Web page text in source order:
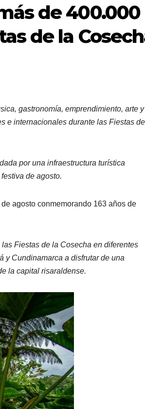
de 400.000
de la
gastronomía, emprendimiento, arte y
e internacionales durante las Fiestas
por una infraestructura turística
de agosto.
agosto conmemorando 163 años de
Fiestas de la Cosecha en diferentes
y Cundinamarca a disfrutar de una
la capital risaraldense.